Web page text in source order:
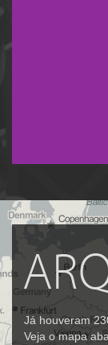
Já houveram
Veja o mapa